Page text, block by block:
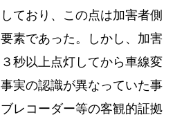
ており、この点は加害者側
素であった。しかし、加害
秒以上点灯してから車線変
実の認識が異なっていた事
レコーダー等の客観的証拠